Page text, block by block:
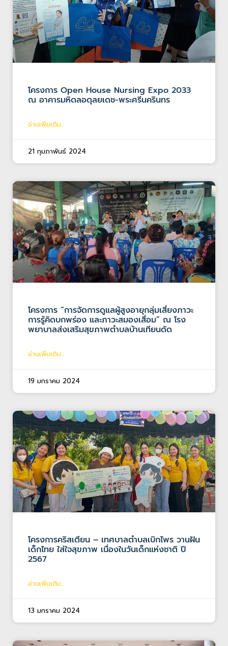
โครงการ Open House Nursing Expo 2033
ณ อาคารมหิดลอดุลยเดช-พระศรีนครินทร
อ่านเพิ่มเติม...
21 กุมภาพันธ์ 2024
โครงการ “การจัดการดูแลผู้สูงอายุกลุ่มเสี่ยงภาวะ
การรู้คิดบกพร่อง และภาวะสมองเสื่อม” ณ โรง
พยาบาลส่งเสริมสุขภาพตำบลบ้านเทียนดัด
อ่านเพิ่มเติม...
19 มกราคม 2024
โครงการคริสเตียน – เทศบาลตำบลเบิกไพร วานฝัน
เด็กไทย ใส่ใจสุขภาพ เนื่องในวันเด็กแห่งชาติ ปี
2567
อ่านเพิ่มเติม...
13 มกราคม 2024